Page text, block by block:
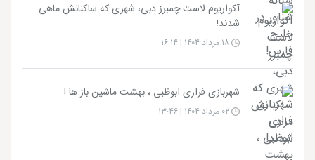
آکواریوم لاست چمبرز دبی، شهری که ساکنانش ماهی
شدند!
شهربازی فراری ابوظبی ، بهشت ماشین باز ها !